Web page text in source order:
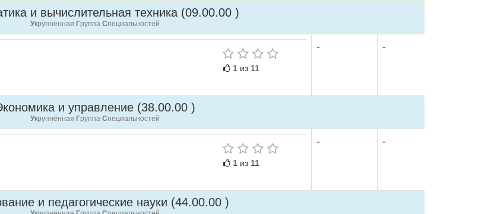
и вычислительная техника (09.00.00 )
Укрупнённая Группа Специальностей
1 из 11
- -
и управление (38.00.00 )
Укрупнённая Группа Специальностей
1 из 11
- -
и педагогические науки (44.00.00 )